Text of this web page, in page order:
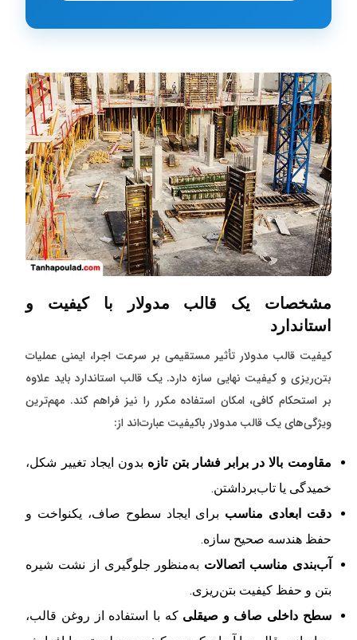
مشخصات یک قالب مدولار با کیفیت و
استاندارد
کیفیت قالب مدولار تأثیر مستقیمی بر سرعت اجرا، ایمنی عملیات
بتن‌ریزی و کیفیت نهایی سازه دارد. یک قالب استاندارد باید علاوه
بر استحکام کافی، امکان استفاده مکرر را نیز فراهم کند. مهم‌ترین
ویژگی‌های یک قالب مدولار باکیفیت عبارت‌اند از:
مقاومت بالا در برابر فشار بتن تازه بدون ایجاد تغییر شکل،
خمیدگی یا تاب‌برداشتن.
دقت ابعادی مناسب برای ایجاد سطوح صاف، یکنواخت و
حفظ هندسه صحیح سازه.
آب‌بندی مناسب اتصالات به‌منظور جلوگیری از نشت شیره
بتن و حفظ کیفیت بتن‌ریزی.
سطح داخلی صاف و صیقلی که با استفاده از روغن قالب،